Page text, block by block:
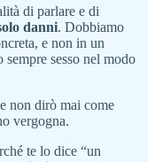
di parlare e di
danni. Dobbiamo
e non in un
sesso nel modo
non dirò mai come
vergogna.
te lo dice “un